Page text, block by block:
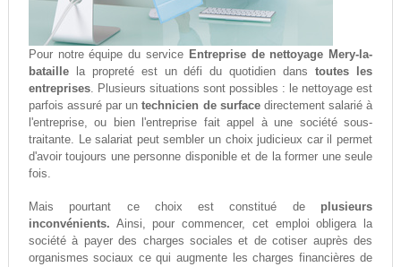
Pour notre équipe du service Entreprise de nettoyage Mery-la-
bataillela propreté est un défi du quotidien danstoutes les
entreprises. Plusieurs situations sont possibles : le nettoyage est
parfois assuré par untechnicien de surfacedirectement salarié à
l'entreprise, ou bien l'entreprise fait appel à une société sous-
traitante. Le salariat peut sembler un choix judicieux car il permet
d'avoir toujours une personne disponible et de la former une seule
fois.
Mais pourtant ce choix est constitué de plusieurs
inconvénients. Ainsi, pour commencer, cet emploi obligera la
société à payer des charges sociales et de cotiser auprès des
organismes sociaux ce qui augmente les charges financières de